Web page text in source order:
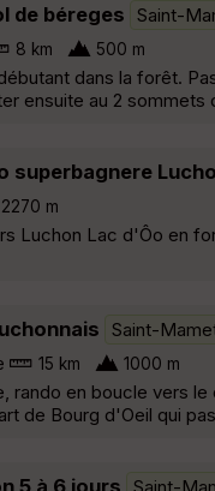
de béreges Saint-
8 km 500 m
dans la forêt.
ensuite au 2
superbagnere
2270 m
Luchon Lac d'Ôo en
Saint-
15 km 1000 m
rando en boucle vers
de Bourg d'Oeil qui
5 à 6 jours